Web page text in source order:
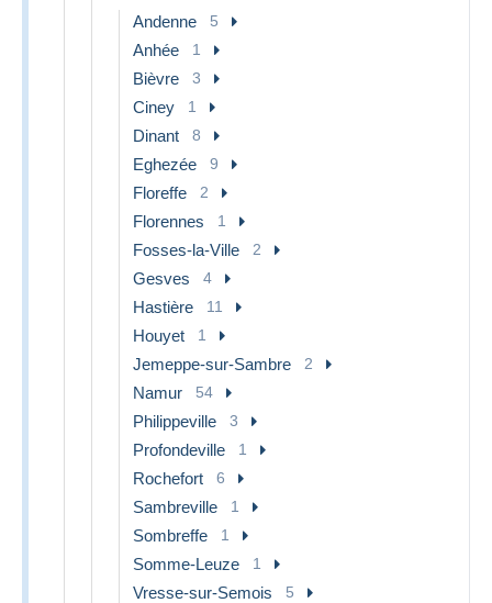
Andenne 5
Anhée 1
Bièvre 3
Ciney 1
Dinant 8
Eghezée 9
Floreffe 2
Florennes 1
Fosses-la-Ville 2
Gesves 4
Hastière 11
Houyet 1
Jemeppe-sur-Sambre 2
Namur 54
Philippeville 3
Profondeville 1
Rochefort 6
Sambreville 1
Sombreffe 1
Somme-Leuze 1
Vresse-sur-Semois 5